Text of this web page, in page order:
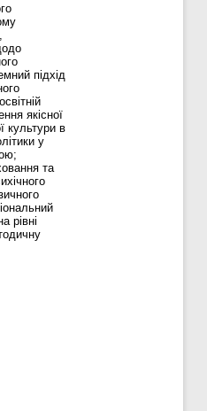
підхід
якісної
культури в
у
та
рівні